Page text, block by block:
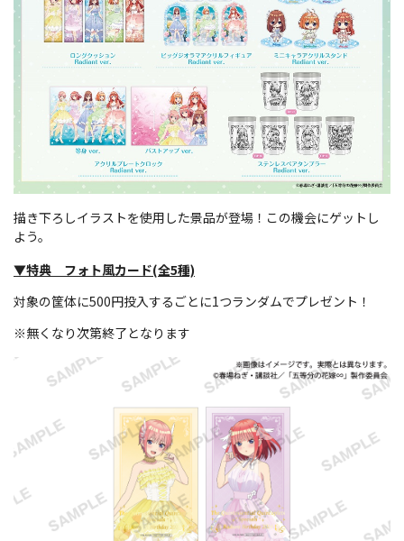
描き下ろしイラストを使用した景品が登場！この機会にゲットし
よう。
▼特典 フォト風カード(全5種)
対象の筐体に500円投入するごとに1つランダムでプレゼント！
※無くなり次第終了となります